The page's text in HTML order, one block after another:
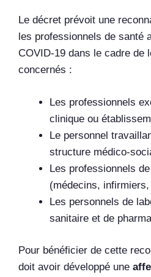
Le décret prévoit une
les professionnels de santé
COVID-19 dans le cadre de
concernés :
Les professionnels
clinique ou
Le personnel
structure médico-
Les professionnels
(médecins,
Les personnels de
sanitaire et de
Pour bénéficier de cette
doit avoir développé une